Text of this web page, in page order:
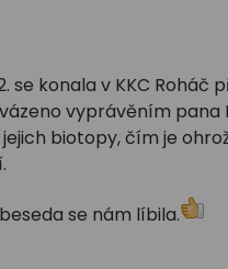
se konala v KKC
vyprávěním
biotopy, čím je
se nám líbila.